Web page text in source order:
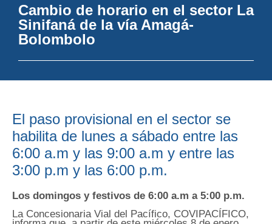
Cambio de horario en el sector La
Sinifaná de la vía Amagá-
Bolombolo
El paso provisional en el sector se
habilita de lunes a sábado entre las
6:00 a.m y las 9:00 a.m y entre las
3:00 p.m y las 6:00 p.m.
Los domingos y festivos de 6:00 a.m a 5:00 p.m.
La Concesionaria Vial del Pacífico, COVIPACÍFICO,